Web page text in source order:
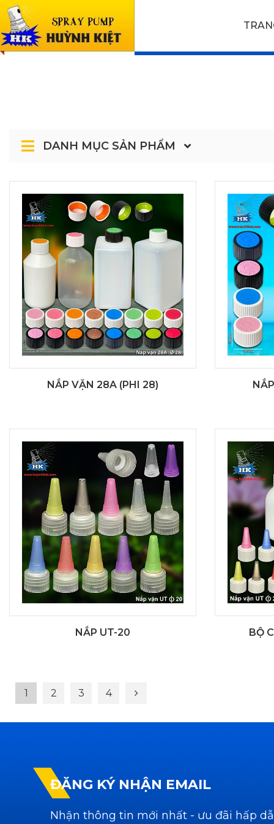
SẢN PHẨM
Trang chủ SẢN PHẨM
DANH MỤC SẢN PHẨM
NẮP VẶN 28A (PHI 28)
NẮP UT-20 BỘ
1 2 3 4
ĐĂNG KÝ NHẬN EMAIL
Nhận thông tin mới nhất - ưu đãi hấp